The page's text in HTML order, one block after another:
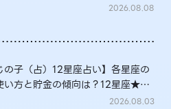
2026.08.08
の子（占）12星座占い】各星座の
い方と貯金の傾向は？12星座★徹
2026.08.03